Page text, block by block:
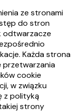
ze stronami
do stron
odtwarzacze
Każda strona
przetwarzania
cookie
w związku
z polityką
strony